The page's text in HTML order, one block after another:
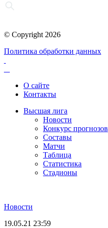
© Copyright 2026
Политика обработки данных
О сайте
Контакты
Высшая лига
Новости
Конкурс прогнозов
Составы
Матчи
Таблица
Статистика
Стадионы
Новости
19.05.21 23:59